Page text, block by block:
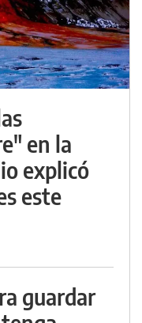
en la
explicó
este
guardar